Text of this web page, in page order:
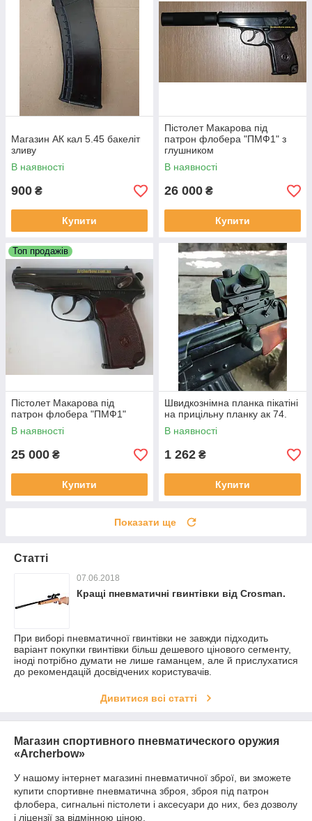
Магазин АК кал 5.45 бакеліт
зливу
В наявності
900 ₴
Купити
Пістолет Макарова під
патрон флобера "ПМФ1" з
глушником
В наявності
26 000 ₴
Купити
Топ продажів
Пістолет Макарова під
патрон флобера "ПМФ1"
В наявності
25 000 ₴
Купити
Швидкознімна планка пікатіні
на прицільну планку ак 74.
В наявності
1 262 ₴
Купити
Показати ще
Статті
07.06.2018
Кращі пневматичні гвинтівки від Crosman.
При виборі пневматичної гвинтівки не завжди підходить
варіант покупки гвинтівки більш дешевого цінового сегменту,
іноді потрібно думати не лише гаманцем, але й прислухатися
до рекомендацій досвідчених користувачів.
Дивитися всі статті
Магазин спортивного пневматического оружия
«Archerbow»
У нашому інтернет магазині пневматичної зброї, ви зможете
купити спортивне пневматична зброя, зброя під патрон
флобера, сигнальні пістолети і аксесуари до них, без дозволу
і ліцензії за відмінною ціною.